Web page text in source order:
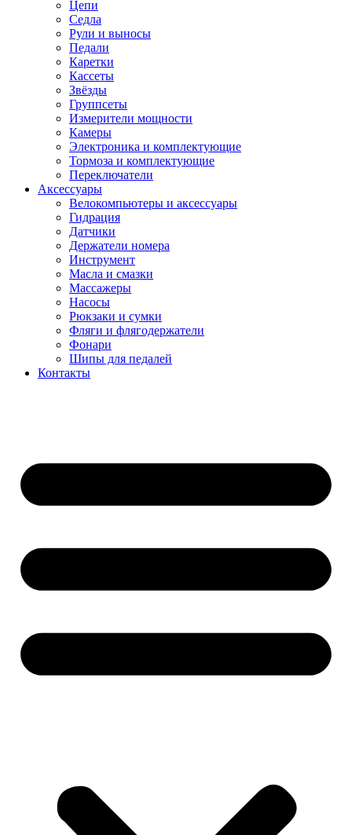
Цепи
Седла
Рули и выносы
Педали
Каретки
Кассеты
Звёзды
Группсеты
Измерители мощности
Камеры
Электроника и комплектующие
Тормоза и комплектующие
Переключатели
Аксессуары
Велокомпьютеры и аксессуары
Гидрация
Датчики
Держатели номера
Инструмент
Масла и смазки
Массажеры
Насосы
Рюкзаки и сумки
Фляги и флягодержатели
Фонари
Шипы для педалей
Контакты